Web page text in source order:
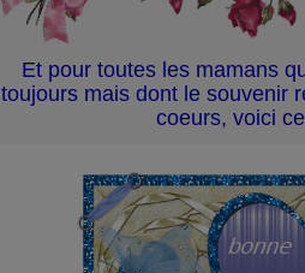
Et pour toutes les mamans
toujours mais dont le souvenir
coeurs, voici